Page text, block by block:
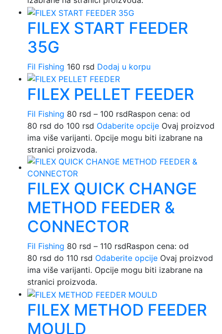
FILEX START FEEDER
35G
Fil Fishing 160 rsd Dodaj u korpu
FILEX PELLET FEEDER
Fil Fishing 80 rsd – 100 rsdRaspon cena: od
80 rsd do 100 rsd Odaberite opcije Ovaj proizvod
ima više varijanti. Opcije mogu biti izabrane na
stranici proizvoda.
FILEX QUICK CHANGE
METHOD FEEDER &
CONNECTOR
Fil Fishing 80 rsd – 110 rsdRaspon cena: od
80 rsd do 110 rsd Odaberite opcije Ovaj proizvod
ima više varijanti. Opcije mogu biti izabrane na
stranici proizvoda.
FILEX METHOD FEEDER
MOULD